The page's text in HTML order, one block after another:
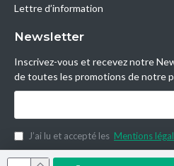
Lettre d’information
Newsletter
Inscrivez-vous et recevez notre
de toutes les promotions de notre
J’ai lu et accepté les Mentions